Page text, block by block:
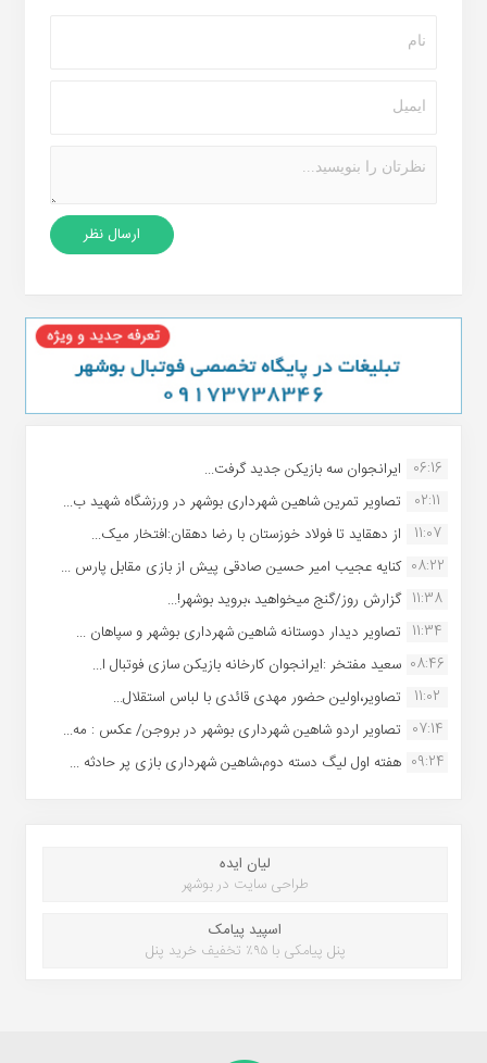
06:16 ایرانجوان سه بازیکن جدید گرفت...
02:11
تصاویر تمرین شاهین شهردارى بوشهر در ورزشگاه شهید ب...
11:07
از دهقاید تا فولاد خوزستان با رضا دهقان:افتخار میک...
08:22 کنایه عجیب امیر حسین صادقی پیش از بازی مقابل پارس ...
11:38 گزارش روز/گنج میخواهید ،بروید بوشهر!...
11:34 تصاویر دیدار دوستانه شاهین شهردارى بوشهر و سپاهان ...
08:46 سعید مفتخر :ایرانجوان کارخانه بازیکن سازی فوتبال ا...
11:02
تصاویر،اولین حضور مهدی قائدی با لباس استقلال...
07:14 تصاویر اردو شاهین شهرداری بوشهر در بروجن/ عکس : مه...
09:24 هفته اول لیگ دسته دوم،شاهین شهرداری بازی پر حادثه ...
لیان ایده
طراحی سایت در بوشهر
اسپید پیامک
پنل پیامکی با ۹۵٪ تخفیف خرید پنل